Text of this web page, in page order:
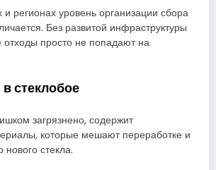
и регионах уровень организации сбора
Без развитой инфраструктуры
отходы просто не попадают на
стеклобое
загрязнено, содержит
которые мешают переработке и
нового стекла.